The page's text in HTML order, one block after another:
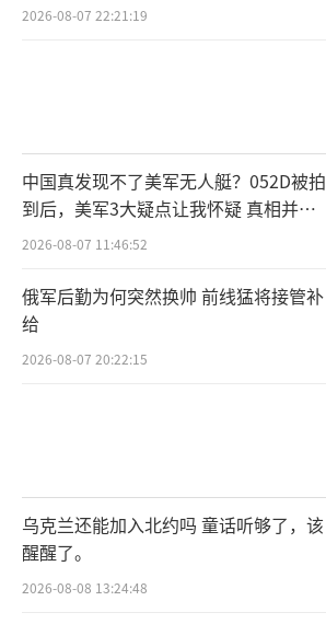
2026-08-07 22:21:19
中国真发现不了美军无人艇？052D被拍
到后，美军3大疑点让我怀疑 真相并非
如此
2026-08-07 11:46:52
俄军后勤为何突然换帅 前线猛将接管补
给
2026-08-07 20:22:15
乌克兰还能加入北约吗 童话听够了，该
醒醒了。
2026-08-08 13:24:48